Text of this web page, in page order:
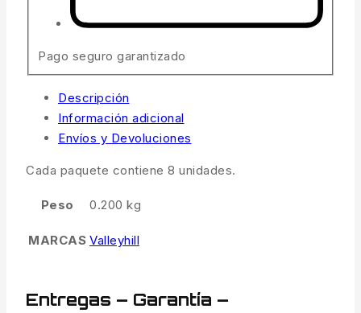
Pago seguro garantizado
Descripción
Información adicional
Envíos y Devoluciones
Cada paquete contiene 8 unidades.
Peso 0.200 kg
MARCAS Valleyhill
Entregas – Garantía –